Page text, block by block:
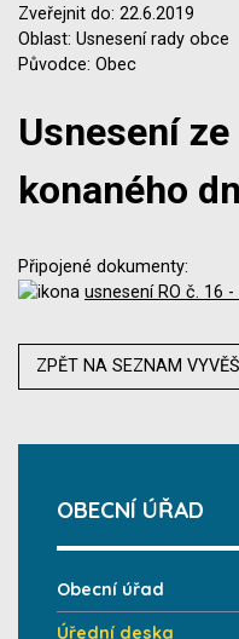
Zveřejnit do: 22.6.2019
Oblast: Usnesení rady obce
Původce: Obec
Usnesení
konaného
Připojené dokumenty:
usnesení RO č. 16
ZPĚT NA SEZNAM
OBECNÍ ÚŘAD
Obecní úřad
Úřední deska